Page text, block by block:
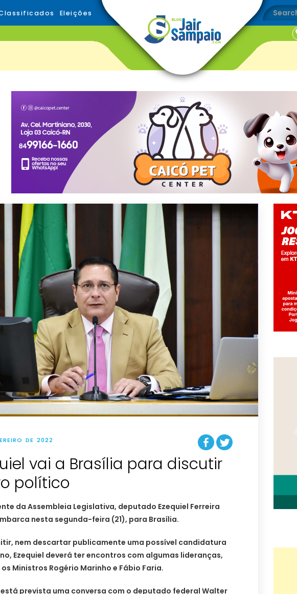
Eleições
DE 2022
vai a Brasília para discutir
político
da Assembleia Legislativa, deputado Ezequiel Ferreira
nesta segunda-feira (21), para Brasília.
nem descartar publicamente uma possível candidatura
Ezequiel deverá ter encontros com algumas lideranças,
Ministros Rogério Marinho e Fábio Faria.
prevista uma conversa com o deputado federal Walter